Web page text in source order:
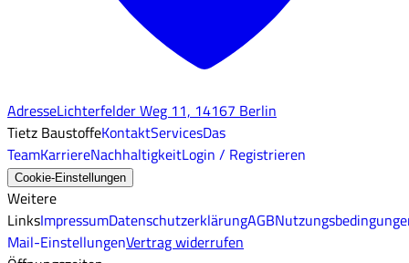
AdresseLichterfelder Weg 11, 14167 Berlin
Tietz BaustoffeKontaktServicesDas
TeamKarriereNachhaltigkeitLogin / Registrieren
Cookie-Einstellungen
Weitere
LinksImpressumDatenschutzerklärungAGB
Mail-EinstellungenVertrag widerrufen